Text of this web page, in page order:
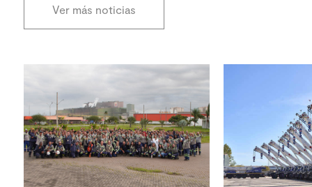
Ver más noticias